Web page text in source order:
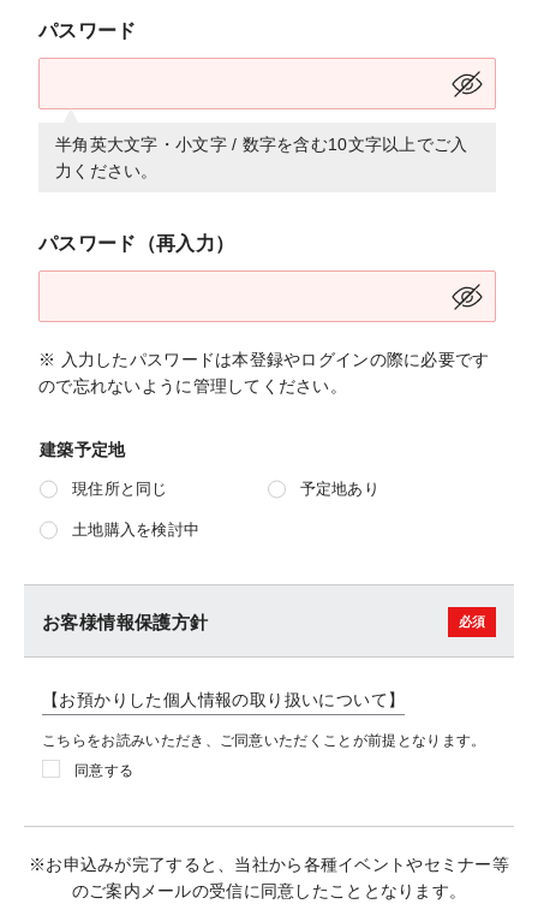
パスワード
半角英大文字・小文字 / 数字を含む10文字以上でご入
力ください。
パスワード（再入力）
※ 入力したパスワードは本登録やログインの際に必要です
ので忘れないように管理してください。
建築予定地
現住所と同じ 予定地あり
土地購入を検討中
お客様情報保護方針
【お預かりした個人情報の取り扱いについて】
こちらをお読みいただき、ご同意いただくことが前提となります。
同意する
※お申込みが完了すると、当社から各種イベントやセミナー等
のご案内メールの受信に同意したこととなります。